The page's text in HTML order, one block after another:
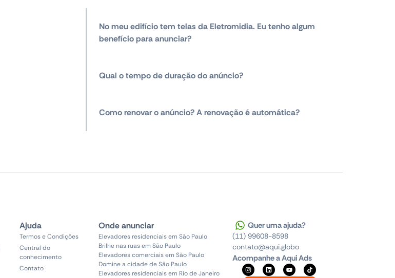
No meu edifício tem telas da Eletromidia. Eu tenho algum
benefício para anunciar?
Qual o tempo de duração do anúncio?
Como renovar o anúncio? A renovação é automática?
Ajuda
Termos e Condições
Central do
conhecimento
Contato
Onde anunciar
Elevadores residenciais em São Paulo
Brilhe nas ruas em São Paulo
Elevadores comerciais em São Paulo
Domine a cidade de São Paulo
Elevadores residenciais em Rio de Janeiro
Quer uma ajuda?
(11) 99608-8598
contato@aqui.globo
Acompanhe a Aqui Ads